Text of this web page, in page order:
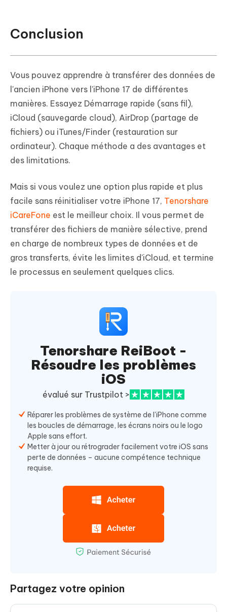
Conclusion
Vous pouvez apprendre à transférer des données de
l'ancien iPhone vers l'iPhone 17 de différentes
manières. Essayez Démarrage rapide (sans fil),
iCloud (sauvegarde cloud), AirDrop (partage de
fichiers) ou iTunes/Finder (restauration sur
ordinateur). Chaque méthode a des avantages et
des limitations.
Mais si vous voulez une option plus rapide et plus
facile sans réinitialiser votre iPhone 17, Tenorshare
iCareFone est le meilleur choix. Il vous permet de
transférer des fichiers de manière sélective, prend
en charge de nombreux types de données et de
gros transferts, évite les limites d'iCloud, et termine
le processus en seulement quelques clics.
Tenorshare ReiBoot -
Résoudre les problèmes
iOS
évalué sur Trustpilot >
Réparer les problèmes de système de l'iPhone comme
les boucles de démarrage, les écrans noirs ou le logo
Apple sans effort.
Metter à jour ou rétrograder facilement votre iOS sans
perte de données – aucune compétence technique
requise.
Partagez votre opinion